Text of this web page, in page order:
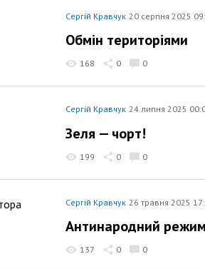
Сергій Кравчук 20 серпня 2025
Обмін територіями
168 0 0
Сергій Кравчук 24 липня 2025
Зеля — чорт!
199 0 0
Сергій Кравчук 26 травня 2025
Антинародний
137 0 0